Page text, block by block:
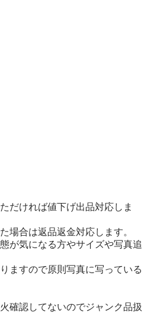
だければ値下げ出品対応しま
場合は返品返金対応します。
が気になる方やサイズや写真追
ますので原則写真に写っている
確認してないのでジャンク品扱